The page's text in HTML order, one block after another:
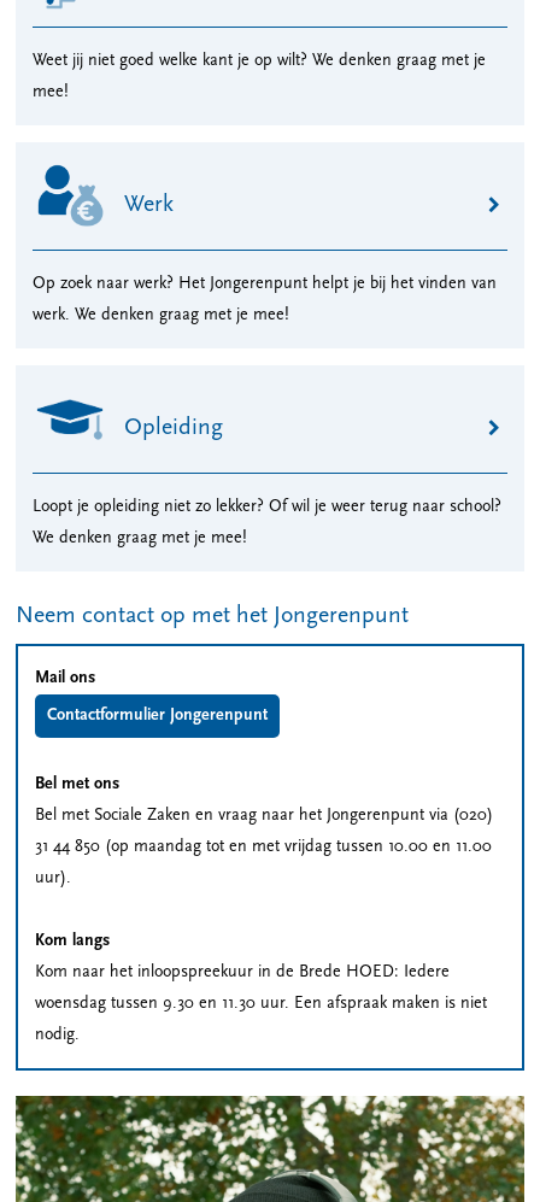
Weet jij niet goed welke kant je op wilt? We denken graag met je
mee!
Werk
Op zoek naar werk? Het Jongerenpunt helpt je bij het vinden van
werk. We denken graag met je mee!
Opleiding
Loopt je opleiding niet zo lekker? Of wil je weer terug naar school?
We denken graag met je mee!
Neem contact op met het Jongerenpunt
Mail ons
Contactformulier Jongerenpunt
Bel met ons
Bel met Sociale Zaken en vraag naar het Jongerenpunt via (020)
31 44 850 (op maandag tot en met vrijdag tussen 10.00 en 11.00
uur).
Kom langs
Kom naar het inloopspreekuur in de Brede HOED: Iedere
woensdag tussen 9.30 en 11.30 uur. Een afspraak maken is niet
nodig.